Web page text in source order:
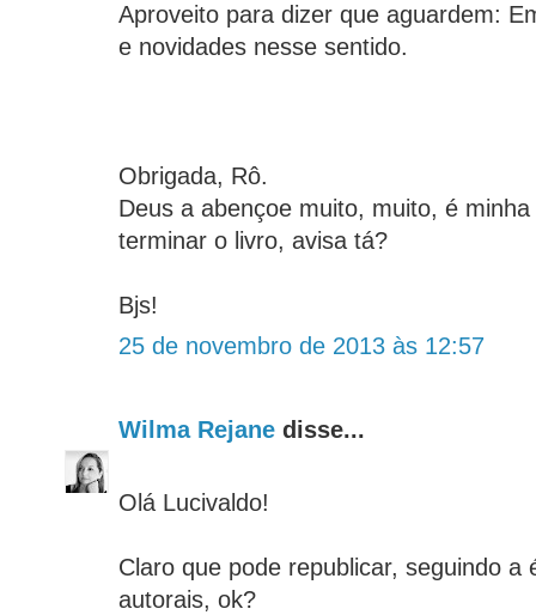
Aproveito para dizer que aguardem:
e novidades nesse sentido.
Obrigada, Rô.
Deus a abençoe muito, muito, é
terminar o livro, avisa tá?
Bjs!
25 de novembro de 2013 às 12:57
Wilma Rejane disse...
Olá Lucivaldo!
Claro que pode republicar, seguindo a
autorais, ok?